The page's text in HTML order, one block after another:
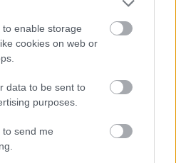
enable storage
cookies on web or
data to be sent to
purposes.
to send me
figyelmet és alaposságot
máshol is voltak
takarítás
mégis kosz bújik meg a